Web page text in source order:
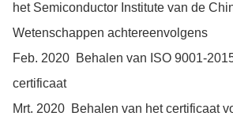
het Semiconductor Institute van de
Wetenschappen achtereenvolgens
Feb. 2020 Behalen van ISO 9001-
certificaat
Mrt. 2020 Behalen van het certificaat